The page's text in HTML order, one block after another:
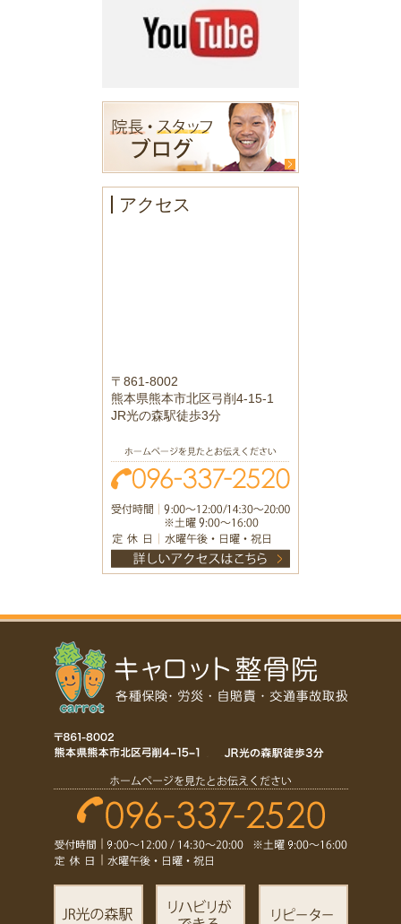
アクセス
〒861-8002
熊本県熊本市北区弓削4-15-1
JR光の森駅徒歩3分